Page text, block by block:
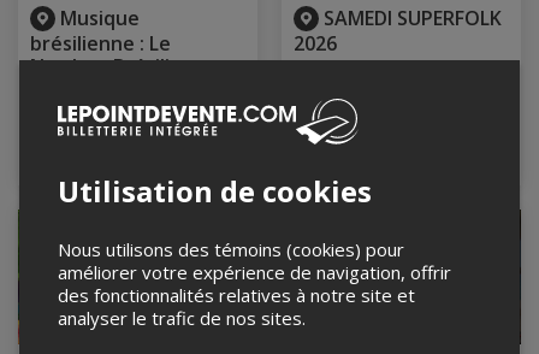
Musique
brésilienne : Le
Nordest Brésilien
15 août 2026, 15h00
Kanapé café - Espace
SAMEDI SUPERFOLK
2026
Parc Basler, Morin-Heights,
QC
Utilisation de cookies
Nous utilisons des témoins (cookies) pour
améliorer votre expérience de navigation, offrir
des fonctionnalités relatives à notre site et
analyser le trafic de nos sites.